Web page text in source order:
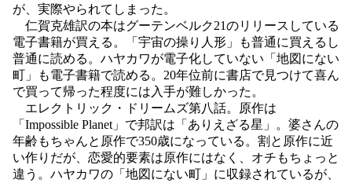
が、実際やられてしまった。
仁賀克雄訳の本はグーテンベルク21のリリースしている
電子書籍が買える。「宇宙の操り人形」も普通に買えるし
普通に読める。ハヤカワが電子化していない「地図にない
町」も電子書籍で読める。20年位前に書店で見つけて喜ん
で買って帰った程度には入手が難しかった。
エレクトリック・ドリームズ第八話。原作は
「Impossible Planet」で邦訳は「ありえざる星」。婆さんの
年齢もちゃんと原作で350歳になっている。割と原作に近
い作りだが、恋愛的要素は原作にはなく、オチもちょっと
違う。ハヤカワの「地図にない町」に収録されているが、